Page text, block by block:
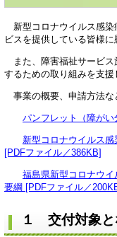
新型コロナウイルス感染
ビスを提供している皆様に
また、障害福祉サービス
するための取り組みを支援
事業の概要、申請方法な
パンフレット（障が
新型コロナウイルス
[PDFファイル／386KB]
福島県新型コロナウ
要綱 [PDFファイル／
１ 交付対象と